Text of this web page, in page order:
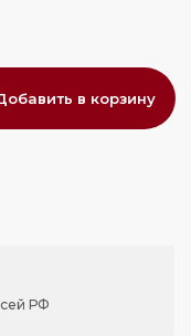
в корзину
РФ